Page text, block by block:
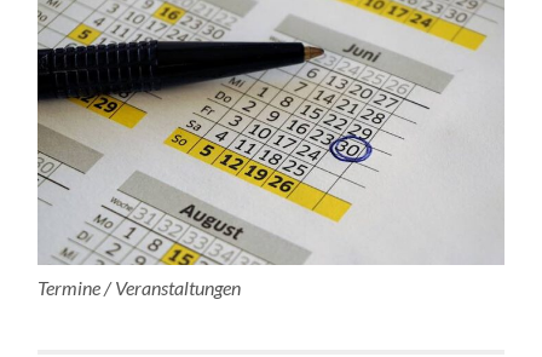
Termine / Veranstaltungen